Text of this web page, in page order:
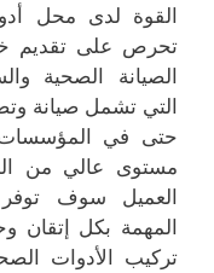
القوة لدى محل
تحرص على تقديم
الصيانة الصحية
التي تشمل صيانة
حتى في المؤسسات
مستوى عالي من
العميل سوف توفر
المهمة بكل إتقان
تركيب الأدوات